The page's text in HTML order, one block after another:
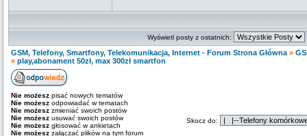
Wyświetl posty z ostatnich:
GSM, Telefony, Smartfony, Telekomunikacja, Internet - Forum Strona Główna »
» play,abonament 50zł, max 300zł smartfon
Nie możesz pisać nowych tematów
Nie możesz odpowiadać w tematach
Nie możesz zmieniać swoich postów
Nie możesz usuwać swoich postów
Nie możesz głosować w ankietach
Nie możesz załączać plików na tym forum
Skocz do: